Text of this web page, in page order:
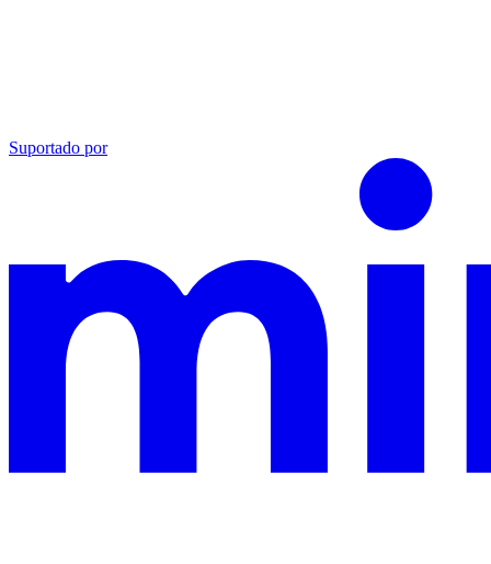
Suportado por